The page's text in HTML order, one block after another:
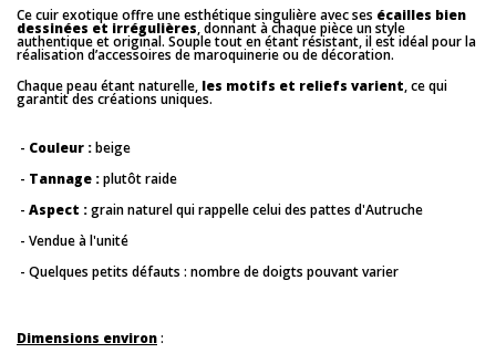
Ce cuir exotique offre une esthétique singulière avec ses écailles bien
dessinées et irrégulières, donnant à chaque pièce un style
authentique et original. Souple tout en étant résistant, il est idéal pour la
réalisation d’accessoires de maroquinerie ou de décoration.
Chaque peau étant naturelle, les motifs et reliefs varient, ce qui
garantit des créations uniques.
- Couleur :beige
- Tannage :plutôt raide
- Aspect :grain naturel qui rappelle celui des pattes d'Autruche
- Vendue à l'unité
- Quelques petits défauts : nombre de doigts pouvant varier
Dimensions environ: